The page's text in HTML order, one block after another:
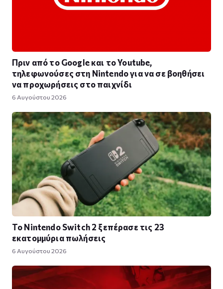
Πριν από το Google και το Youtube,
τηλεφωνούσες στη Nintendo για να σε βοηθήσει
να προχωρήσεις στο παιχνίδι
6 Αυγούστου 2026
Το Nintendo Switch 2 ξεπέρασε τις 23
εκατομμύρια πωλήσεις
6 Αυγούστου 2026